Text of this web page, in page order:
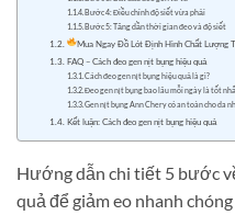
Bước 4: Điều chỉnh độ siết vừa phải
Bước 5: Tăng dần thời gian đeo và độ siết
Mua Ngay Đồ Lót Định Hình Chất Lượng
FAQ – Cách đeo gen nịt bụng hiệu quả
Cách đeo gen nịt bụng hiệu quả là gì?
Đeo gen nịt bụng bao lâu mỗi ngày là tốt
Gen nịt bụng Ann Chery có an toàn cho da
Kết luận: Cách đeo gen nịt bụng hiệu quả
Hướng dẫn chi tiết 5 bước
quả để giảm eo nhanh